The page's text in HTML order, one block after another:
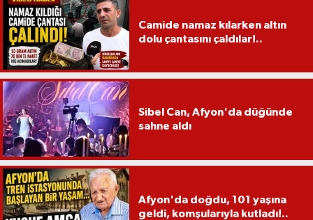
Camide namaz kılarken altın
dolu çantasını çaldılar!..
Sibel Can, Afyon'da düğünde
sahne aldı
Afyon'da doğdu, 101 yaşına
geldi, komşularıyla kutladı!..